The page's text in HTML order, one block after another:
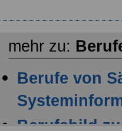
mehr zu:
Berufe von
Berufsbild